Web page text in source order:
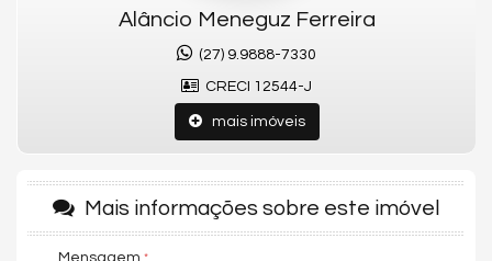
Agende sua visita!!
Sacada com Churrasqueira
Banheiro de Serviço
Banheiro Social
Sala de TV
Churrasqueira
Alâncio Meneguz Ferreira
(27) 9.9888-7330
CRECI 12544-J
mais imóveis
Mais informações sobre este imóvel
Mensagem